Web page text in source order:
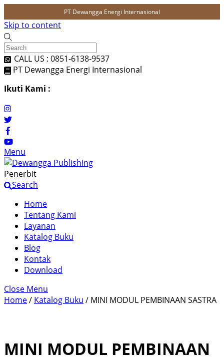
PT Dewangga Energi Internasional
Skip to content
CALL US : 0851-6138-9537
PT Dewangga Energi Internasional
Ikuti Kami :
Menu
Penerbit
Search
Home
Tentang Kami
Layanan
Katalog Buku
Blog
Kontak
Download
Close Menu
Home/ Katalog Buku / MINI MODUL PEMBINAAN SASTRA
MINI MODUL PEMBINAAN